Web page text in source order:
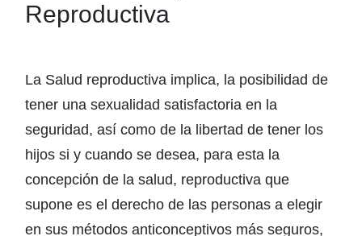
Reproductiva
La Salud reproductiva implica, la posibilidad de
tener una sexualidad satisfactoria en la
seguridad, así como de la libertad de tener los
hijos si y cuando se desea, para esta la
concepción de la salud, reproductiva que
supone es el derecho de las personas a elegir
en sus métodos anticonceptivos más seguros,